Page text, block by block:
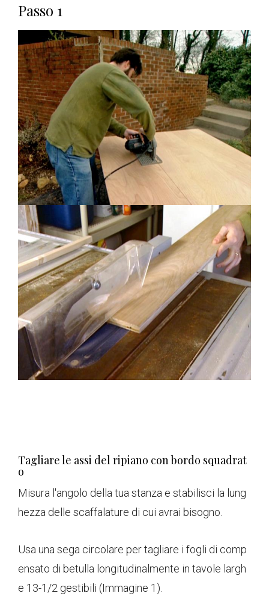
Passo 1
Tagliare le assi del ripiano con bordo squadrat
o
Misura l'angolo della tua stanza e stabilisci la lung
hezza delle scaffalature di cui avrai bisogno.
Usa una sega circolare per tagliare i fogli di comp
ensato di betulla longitudinalmente in tavole largh
e 13-1/2 gestibili (Immagine 1).